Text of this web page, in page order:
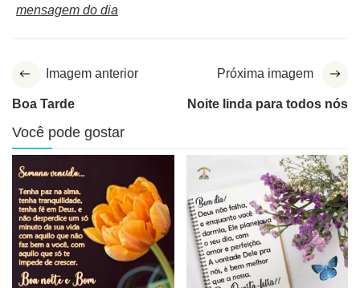
mensagem do dia
Imagem anterior
Boa Tarde
Próxima imagem
Noite linda para todos nós
Você pode gostar